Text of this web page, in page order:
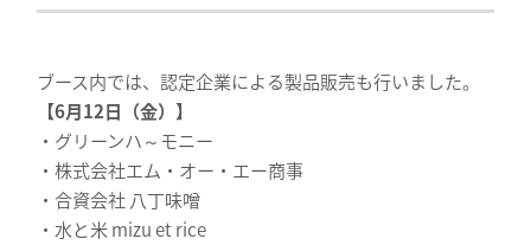
ブース内では、認定企業による製品販売も行いました。
【6月12日（金）】
・グリーンハ～モニー
・株式会社エム・オー・エー商事
・合資会社 八丁味噌
・水と米 mizu et rice